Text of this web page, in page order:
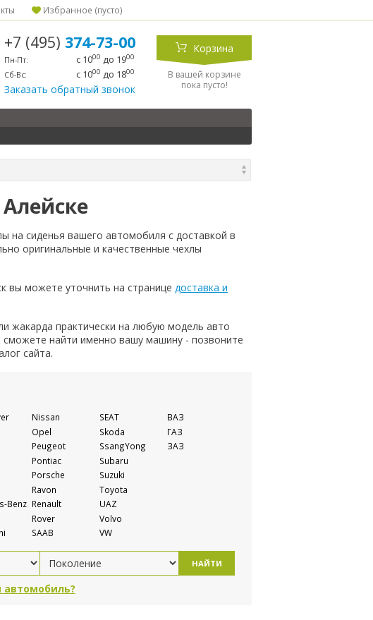
Избранное (пусто)
+7 (495) 374-73-00
Пн-Пт: с 1000 до 1900
Сб-Вс: с 1000 до 1800
Заказать обратный звонок
Корзина
В вашей корзине
пока пусто!
на сиденья вашего автомобиля с доставкой в
оригинальные и качественные чехлы
вы можете уточнить на странице доставка и
жакарда практически на любую модель авто
найти именно вашу машину - позвоните
сайта.
Benz
Nissan
Opel
Peugeot
Pontiac
Porsche
Ravon
Renault
Rover
SAAB
SEAT
Skoda
SsangYong
Subaru
Suzuki
Toyota
UAZ
Volvo
VW
ВАЗ
ГАЗ
ЗАЗ
НАЙТИ